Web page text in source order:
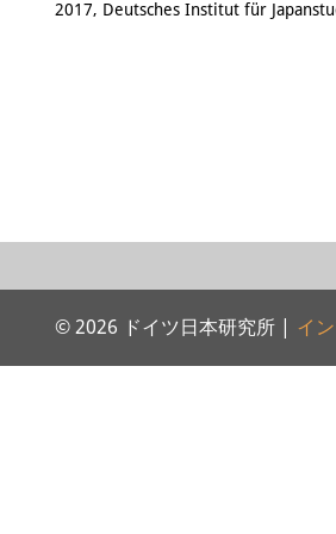
2017, Deutsches Institut für
© 2026 ドイツ日本研究所 | イ